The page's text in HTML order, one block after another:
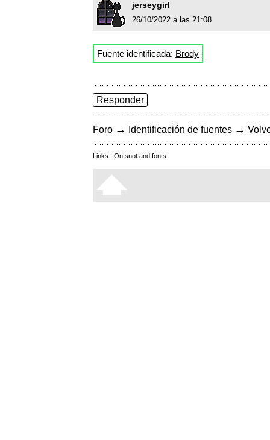
jerseygirl
26/10/2022 a las 21:08
Fuente identificada: Brody
Responder
Foro → Identificación de fuentes →
Links: On snot and fonts